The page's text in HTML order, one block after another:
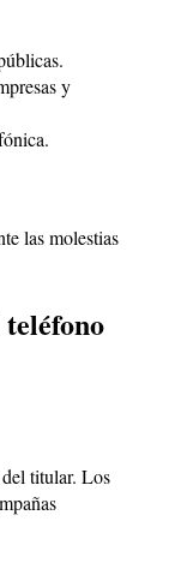
y
las molestias
titular. Los